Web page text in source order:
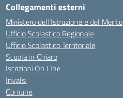
Collegamenti esterni
Ministero dell'Istruzione e del Merito
Ufficio Scolastico Regionale
Ufficio Scolastico Territoriale
Scuola in Chiaro
Iscrizioni On LIne
Invalsi
Comune